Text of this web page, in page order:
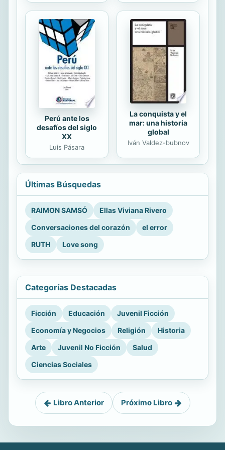
Perú ante los
desafíos del siglo
XX
Luis Pásara
La conquista y el
mar: una historia
global
Iván Valdez-bubnov
Últimas Búsquedas
RAIMON SAMSÓ
Ellas Viviana Rivero
Conversaciones del corazón
el error
RUTH
Love song
Categorías Destacadas
Ficción Educación
Juvenil Ficción
Economía y Negocios
Religión
Historia
Arte
Juvenil No Ficción
Salud
Ciencias Sociales
Libro Anterior Próximo Libro